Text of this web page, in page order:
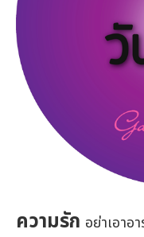
ความรัก อย่าเอา